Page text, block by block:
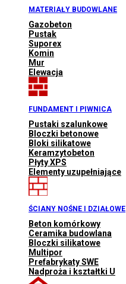
MATERIAŁY BUDOWLANE
Gazobeton
Pustak
Suporex
Komin
Mur
Elewacja
FUNDAMENT I PIWNICA
Pustaki szalunkowe
Bloczki betonowe
Bloki silikatowe
Keramzytobeton
Płyty XPS
Elementy uzupełniające
ŚCIANY NOŚNE I DZIAŁOWE
Beton komórkowy
Ceramika budowlana
Bloczki silikatowe
Multipor
Prefabrykaty SWE
Nadproża i kształtki U